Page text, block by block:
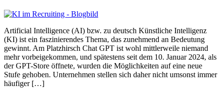
Artificial Intelligence (AI) bzw. zu deutsch Künstliche Intelligenz
(KI) ist ein faszinierendes Thema, das zunehmend an Bedeutung
gewinnt. Am Platzhirsch Chat GPT ist wohl mittlerweile niemand
mehr vorbeigekommen, und spätestens seit dem 10. Januar 2024, als
der GPT-Store öffnete, wurden die Möglichkeiten auf eine neue
Stufe gehoben. Unternehmen stellen sich daher nicht umsonst immer
häufiger […]